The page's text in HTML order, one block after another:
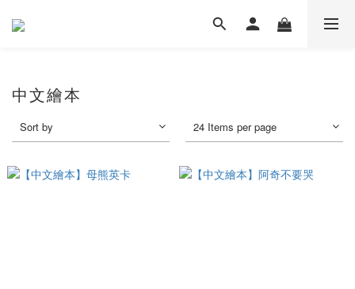
中文繪本
Sort by 24 Items per page